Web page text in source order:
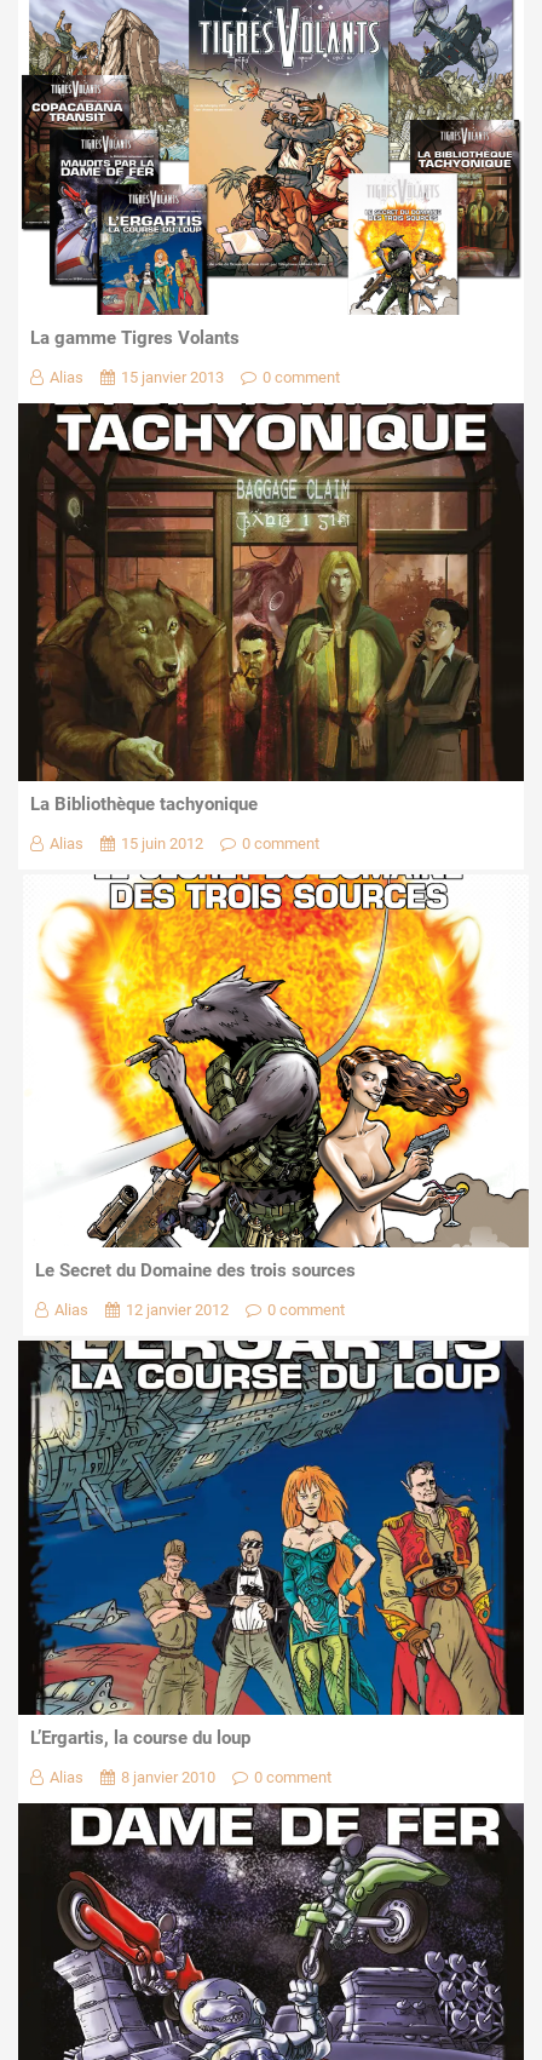
La gamme Tigres Volants
Alias 15 janvier 2013 0 comment
La Bibliothèque tachyonique
Alias 15 juin 2012 0 comment
Le Secret du Domaine des trois sources
Alias 12 janvier 2012 0 comment
L’Ergartis, la course du loup
Alias 8 janvier 2010 0 comment